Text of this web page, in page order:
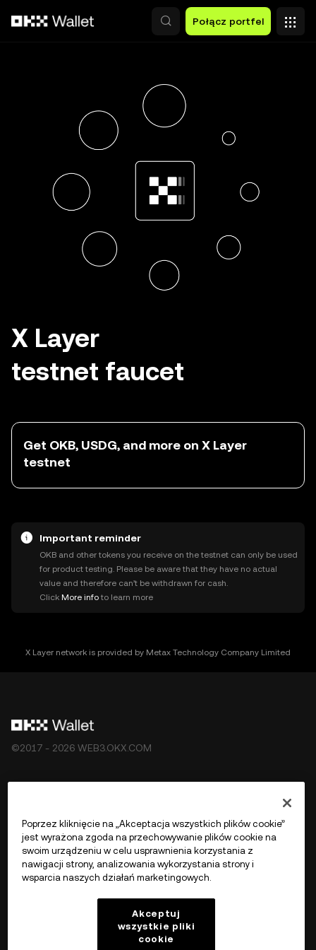
Połącz portfel
X Layer
testnet faucet
Get OKB, USDG, and more on X Layer
testnet
Important reminder
OKB and other tokens you receive on the testnet can only be used
for product testing. Please be aware that they have no actual
value and therefore can’t be withdrawn for cash.
Click More info to learn more
X Layer network is provided by Metax Technology Company Limited
©2017 - 2026 WEB3.OKX.COM
Więcej o OKX Web3
Poprzez kliknięcie na „Akceptacja wszystkich plików cookie”
jest wyrażona zgoda na przechowywanie plików cookie na
swoim urządzeniu w celu usprawnienia korzystania z
nawigacji strony, analizowania wykorzystania strony i
wsparcia naszych działań marketingowych.
Akceptuj
wszystkie pliki
cookie